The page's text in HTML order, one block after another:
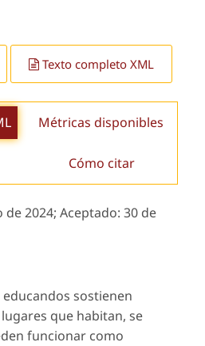
Texto completo XML
Métricas disponibles
Cómo citar
de 2024; Aceptado: 30 de
sostienen
que habitan, se
funcionar como